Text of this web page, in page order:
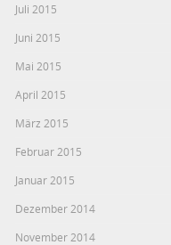
Juli 2015
Juni 2015
Mai 2015
April 2015
März 2015
Februar 2015
Januar 2015
Dezember 2014
November 2014